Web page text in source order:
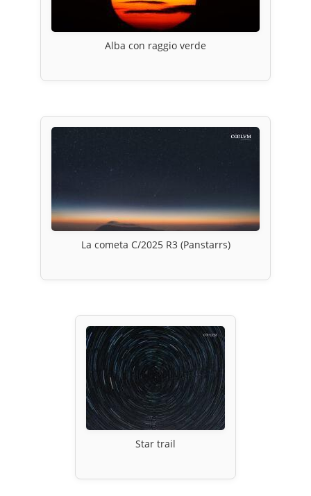
Alba con raggio verde
La cometa C/2025 R3 (Panstarrs)
Star trail